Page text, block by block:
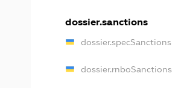
dossier.sanctions
dossier.specSanctions
dossier.rnboSanctions